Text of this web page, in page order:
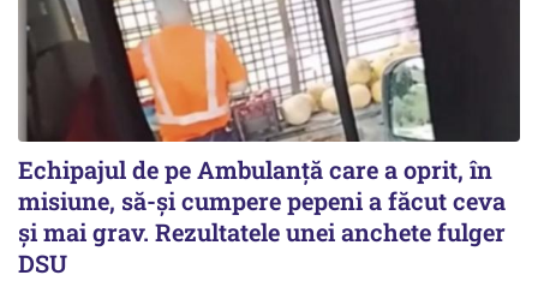
Echipajul de pe Ambulanță care a oprit, în
misiune, să-și cumpere pepeni a făcut ceva
și mai grav. Rezultatele unei anchete fulger
DSU